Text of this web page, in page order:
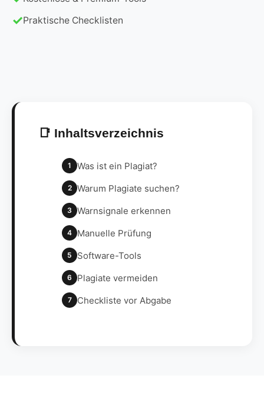
Praktische Checklisten
📑 Inhaltsverzeichnis
1 Was ist ein Plagiat?
2 Warum Plagiate suchen?
3 Warnsignale erkennen
4 Manuelle Prüfung
5 Software-Tools
6 Plagiate vermeiden
7 Checkliste vor Abgabe